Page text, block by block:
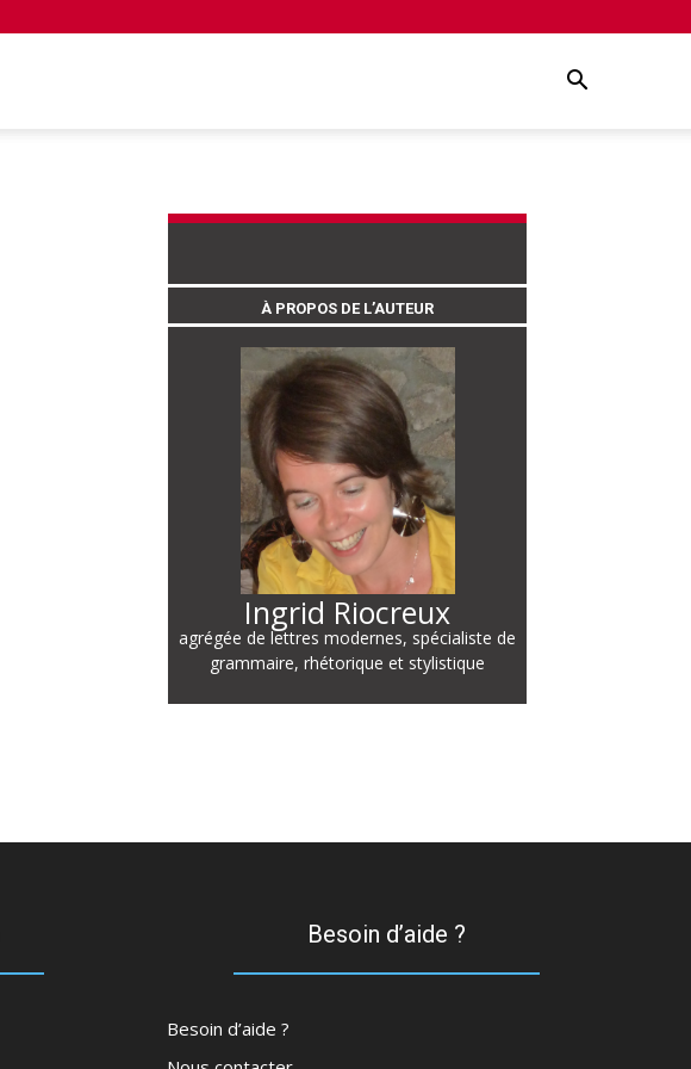
À PROPOS DE L’AUTEUR
Ingrid Riocreux
agrégée de lettres modernes, spécialiste de
grammaire, rhétorique et stylistique
Besoin d’aide ?
Besoin d’aide ?